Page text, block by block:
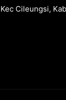
Cileungsi,